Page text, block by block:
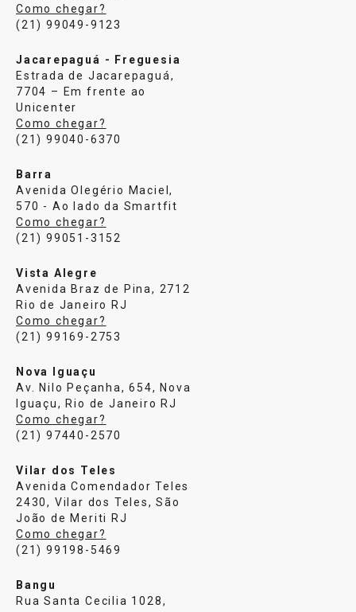
Como chegar?
(21) 99049-9123
Jacarepaguá - Freguesia
Estrada de Jacarepaguá,
7704 – Em frente ao
Unicenter
Como chegar?
(21) 99040-6370
Barra
Avenida Olegério Maciel,
570 - Ao lado da Smartfit
Como chegar?
(21) 99051-3152
Vista Alegre
Avenida Braz de Pina, 2712
Rio de Janeiro RJ
Como chegar?
(21) 99169-2753
Nova Iguaçu
Av. Nilo Peçanha, 654, Nova
Iguaçu, Rio de Janeiro RJ
Como chegar?
(21) 97440-2570
Vilar dos Teles
Avenida Comendador Teles
2430, Vilar dos Teles, São
João de Meriti RJ
Como chegar?
(21) 99198-5469
Bangu
Rua Santa Cecilia 1028,